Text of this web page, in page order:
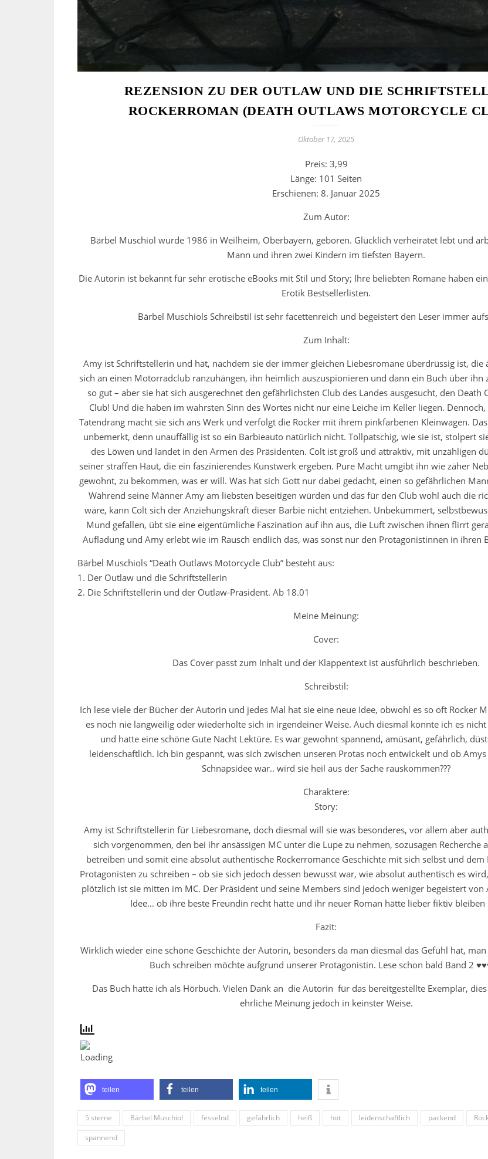
REZENSION ZU DER OUTLAW UND DIE
ROCKERROMAN (DEATH OUTLAWS MOTORCYCLE
Oktober 17, 2025
Preis: 3,99
Länge: 101 Seiten
Erschienen: 8. Januar 2025
Zum Autor:
Bärbel Muschiol wurde 1986 in Weilheim, Oberbayern, geboren. Glücklich verheiratet lebt und
Mann und ihren zwei Kindern im tiefsten Bayern.
Die Autorin ist bekannt für sehr erotische eBooks mit Stil und Story; Ihre beliebten Romane haben
Erotik Bestsellerlisten.
Bärbel Muschiols Schreibstil ist sehr facettenreich und begeistert den Leser immer
Zum Inhalt:
Amy ist Schriftstellerin und hat, nachdem sie der immer gleichen Liebesromane überdrüssig ist, die
sich an einen Motorradclub ranzuhängen, ihn heimlich auszuspionieren und dann ein Buch über ihn
so gut – aber sie hat sich ausgerechnet den gefährlichsten Club des Landes ausgesucht, den Death
Club! Und die haben im wahrsten Sinn des Wortes nicht nur eine Leiche im Keller liegen.
Tatendrang macht sie sich ans Werk und verfolgt die Rocker mit ihrem pinkfarbenen Kleinwagen.
unbemerkt, denn unauffällig ist so ein Barbieauto natürlich nicht. Tollpatschig, wie sie ist, stolpert
des Löwen und landet in den Armen des Präsidenten. Colt ist groß und attraktiv, mit unzähligen
seiner straffen Haut, die ein faszinierendes Kunstwerk ergeben. Pure Macht umgibt ihn wie zäher
gewohnt, zu bekommen, was er will. Was hat sich Gott nur dabei gedacht, einen so gefährlichen
Während seine Männer Amy am liebsten beseitigen würden und das für den Club wohl auch die
wäre, kann Colt sich der Anziehungskraft dieser Barbie nicht entziehen. Unbekümmert,
Mund gefallen, übt sie eine eigentümliche Faszination auf ihn aus, die Luft zwischen ihnen flirrt
Aufladung und Amy erlebt wie im Rausch endlich das, was sonst nur den Protagonistinnen in ihren
Bärbel Muschiols “Death Outlaws Motorcycle Club” besteht aus:
1. Der Outlaw und die Schriftstellerin
2. Die Schriftstellerin und der Outlaw-Präsident. Ab 18.01
Meine Meinung:
Cover:
Das Cover passt zum Inhalt und der Klappentext ist ausführlich beschrieben.
Schreibstil:
Ich lese viele der Bücher der Autorin und jedes Mal hat sie eine neue Idee, obwohl es so oft Rocker
es noch nie langweilig oder wiederholte sich in irgendeiner Weise. Auch diesmal konnte ich es
und hatte eine schöne Gute Nacht Lektüre. Es war gewohnt spannend, amüsant, gefährlich,
leidenschaftlich. Ich bin gespannt, was sich zwischen unseren Protas noch entwickelt und ob
Schnapsidee war.. wird sie heil aus der Sache rauskommen???
Charaktere:
Story:
Amy ist Schriftstellerin für Liebesromane, doch diesmal will sie was besonderes, vor allem aber
sich vorgenommen, den bei ihr ansässigen MC unter die Lupe zu nehmen, sozusagen Recherche
betreiben und somit eine absolut authentische Rockerromance Geschichte mit sich selbst und dem
Protagonisten zu schreiben – ob sie sich jedoch dessen bewusst war, wie absolut authentisch es
plötzlich ist sie mitten im MC. Der Präsident und seine Members sind jedoch weniger begeistert von
Idee… ob ihre beste Freundin recht hatte und ihr neuer Roman hätte lieber fiktiv bleiben
Fazit:
Wirklich wieder eine schöne Geschichte der Autorin, besonders da man diesmal das Gefühl hat,
Buch schreiben möchte aufgrund unserer Protagonistin. Lese schon bald Band 2
Das Buch hatte ich als Hörbuch. Vielen Dank an die Autorin für das bereitgestellte Exemplar,
ehrliche Meinung jedoch in keinster Weise.
teilen teilen teilen
5 sterne Bärbel Muschiol fesselnd gefährlich heiß hot leidenschaftlich packend
spannend